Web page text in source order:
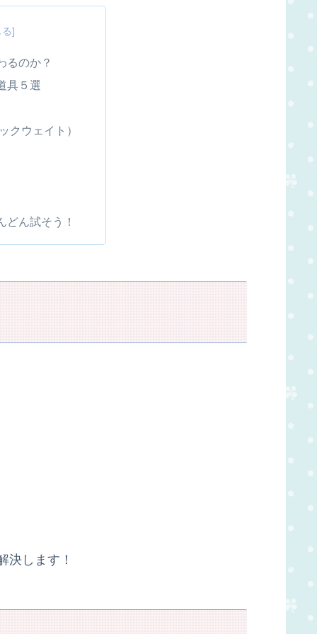
るのか？
具５選
クウェイト）
どん試そう！
決します！